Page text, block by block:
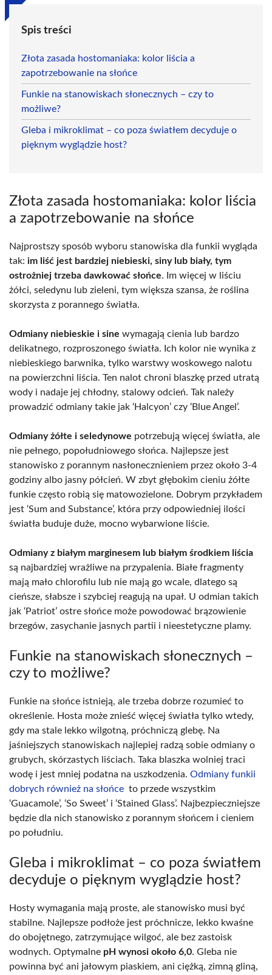
Spis treści
Złota zasada hostomaniaka: kolor liścia a
zapotrzebowanie na słońce
Funkie na stanowiskach słonecznych – czy to
możliwe?
Gleba i mikroklimat – co poza światłem decyduje o
pięknym wyglądzie host?
Złota zasada hostomaniaka: kolor liścia
a zapotrzebowanie na słońce
Najprostszy sposób wyboru stanowiska dla funkii wygląda
tak: im liść jest bardziej niebieski, siny lub biały, tym
ostrożniej trzeba dawkować słońce. Im więcej w liściu
żółci, seledynu lub zieleni, tym większa szansa, że roślina
skorzysta z porannego światła.
Odmiany niebieskie i sine wymagają cienia lub bardzo
delikatnego, rozproszonego światła. Ich kolor nie wynika z
niebieskiego barwnika, tylko warstwy woskowego nalotu
na powierzchni liścia. Ten nalot chroni blaszkę przed utratą
wody i nadaje jej chłodny, stalowy odcień. Tak należy
prowadzić odmiany takie jak ‘Halcyon’ czy ‘Blue Angel’.
Odmiany żółte i seledynowe potrzebują więcej światła, ale
nie pełnego, popołudniowego słońca. Najlepsze jest
stanowisko z porannym nasłonecznieniem przez około 3-4
godziny albo jasny półcień. W zbyt głębokim cieniu żółte
funkie często robią się matowozielone. Dobrym przykładem
jest ‘Sum and Substance’, która przy odpowiedniej ilości
światła buduje duże, mocno wybarwione liście.
Odmiany z białym marginesem lub białym środkiem liścia
są najbardziej wrażliwe na przypalenia. Białe fragmenty
mają mało chlorofilu lub nie mają go wcale, dlatego są
cieńsze, słabsze i szybciej reagują na upał. U odmian takich
jak ‘Patriot’ ostre słońce może powodować brązowienie
brzegów, zasychanie jasnych partii i nieestetyczne plamy.
Funkie na stanowiskach słonecznych –
czy to możliwe?
Funkie na słońce istnieją, ale trzeba dobrze rozumieć to
określenie. Hosta może znieść więcej światła tylko wtedy,
gdy ma stale lekko wilgotną, próchniczą glebę. Na
jaśniejszych stanowiskach najlepiej radzą sobie odmiany o
grubych, skórzastych liściach. Taka blaszka wolniej traci
wodę i jest mniej podatna na uszkodzenia. Odmiany funkii
dobrych również na słońce to przede wszystkim
‘Guacamole’, ‘So Sweet’ i ‘Stained Glass’. Najbezpieczniejsze
będzie dla nich stanowisko z porannym słońcem i cieniem
po południu.
Gleba i mikroklimat – co poza światłem
decyduje o pięknym wyglądzie host?
Hosty wymagania mają proste, ale stanowisko musi być
stabilne. Najlepsze podłoże jest próchnicze, lekko kwaśne
do obojętnego, zatrzymujące wilgoć, ale bez zastoisk
wodnych. Optymalne pH wynosi około 6,0. Gleba nie
powinna być ani jałowym piaskiem, ani ciężką, zimną gliną,